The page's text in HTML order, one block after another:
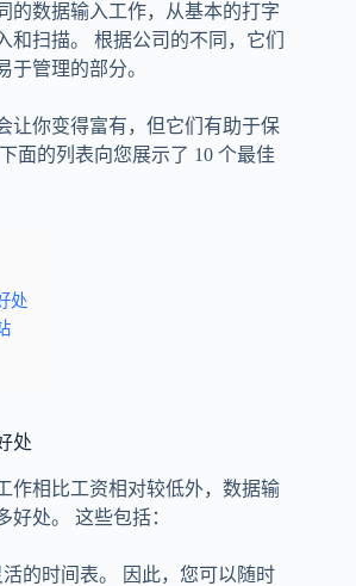
的数据输入工作，从基本的打字
和扫描。 根据公司的不同，它们
于管理的部分。
让你变得富有，但它们有助于保
面的列表向您展示了 10 个最佳
处
处
作相比工资相对较低外，数据输
好处。 这些包括：
的时间表。 因此，您可以随时